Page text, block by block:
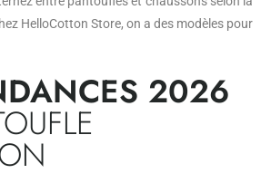
HelloCotton Store, on a des modèles pour
2026